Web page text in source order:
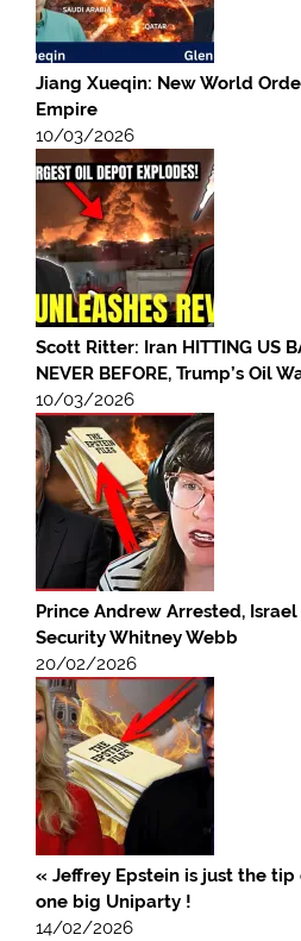
Jiang Xueqin: New World
Empire
10/03/2026
Scott Ritter: Iran HITTING US
NEVER BEFORE, Trump’s Oil
10/03/2026
Prince Andrew Arrested,
Security Whitney Webb
20/02/2026
« Jeffrey Epstein is just the tip
one big Uniparty !
14/02/2026